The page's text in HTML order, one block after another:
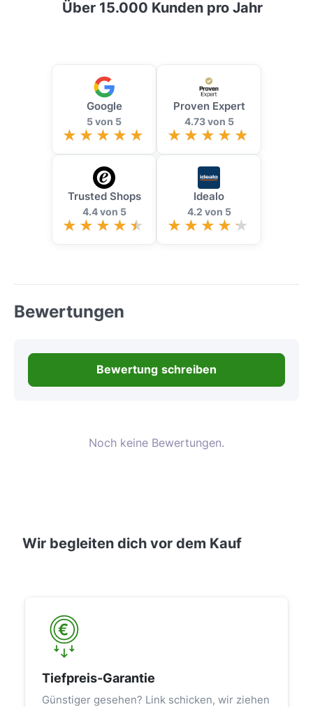
Über 15.000 Kunden pro Jahr
Google
5 von 5
Proven Expert
4.73 von 5
Trusted Shops
4.4 von 5
Idealo
4.2 von 5
Bewertungen
Bewertung schreiben
Noch keine Bewertungen.
Wir begleiten dich vor dem Kauf
Tiefpreis-Garantie
Günstiger gesehen? Link schicken, wir ziehen